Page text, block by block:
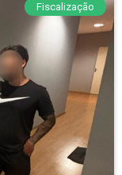
Fiscalização